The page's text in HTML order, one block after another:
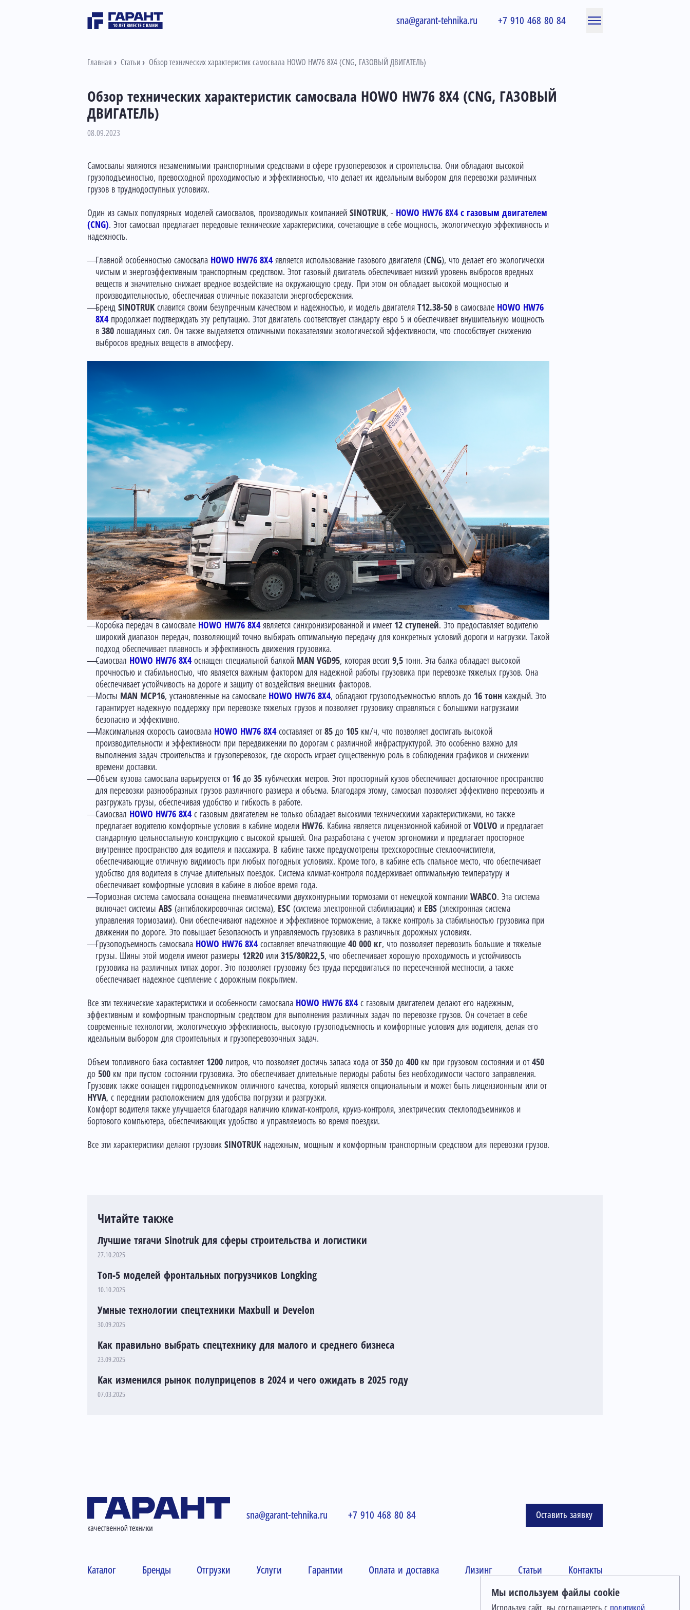
sna@garant-tehnika.ru +7 910 468 80 84
Главная Статьи Обзор технических характеристик самосвала HOWO HW76 8X4 (CNG, ГАЗОВЫЙ ДВИГАТЕЛЬ)
Обзор технических характеристик самосвала HOWO HW76 8X4 (CNG, ГАЗОВЫЙ
ДВИГАТЕЛЬ)
08.09.2023
Самосвалы являются незаменимыми транспортными средствами в сфере грузоперевозок и строительства. Они обладают высокой
грузоподъемностью, превосходной проходимостью и эффективностью, что делает их идеальным выбором для перевозки различных
грузов в труднодоступных условиях.
Один из самых популярных моделей самосвалов, производимых компанией SINOTRUK, - HOWO HW76 8X4 с газовым двигателем
(CNG). Этот самосвал предлагает передовые технические характеристики, сочетающие в себе мощность, экологическую эффективность и
надежность.
Главной особенностью самосвала HOWO HW76 8X4является использование газового двигателя (CNG), что делает его экологически
чистым и энергоэффективным транспортным средством. Этот газовый двигатель обеспечивает низкий уровень выбросов вредных
веществ и значительно снижает вредное воздействие на окружающую среду. При этом он обладает высокой мощностью и
производительностью, обеспечивая отличные показатели энергосбережения.
Бренд SINOTRUK славится своим безупречным качеством и надежностью, и модель двигателя Т12.38-50 в самосвале HOWO HW76
8X4продолжает подтверждать эту репутацию. Этот двигатель соответствует стандарту евро 5 и обеспечивает внушительную мощность
в 380 лошадиных сил. Он также выделяется отличными показателями экологической эффективности, что способствует снижению
выбросов вредных веществ в атмосферу.
Коробка передач в самосвале HOWO HW76 8X4является синхронизированной и имеет 12 ступеней. Это предоставляет водителю
широкий диапазон передач, позволяющий точно выбирать оптимальную передачу для конкретных условий дороги и нагрузки. Такой
подход обеспечивает плавность и эффективность движения грузовика.
Самосвал HOWO HW76 8X4оснащен специальной балкой MAN VGD95, которая весит 9,5 тонн. Эта балка обладает высокой
прочностью и стабильностью, что является важным фактором для надежной работы грузовика при перевозке тяжелых грузов. Она
обеспечивает устойчивость на дороге и защиту от воздействия внешних факторов.
Мосты MAN MCP16, установленные на самосвале HOWO HW76 8X4, обладают грузоподъемностью вплоть до 16 тонн каждый. Это
гарантирует надежную поддержку при перевозке тяжелых грузов и позволяет грузовику справляться с большими нагрузками
безопасно и эффективно.
Максимальная скорость самосвала HOWO HW76 8X4составляет от 85 до 105 км/ч, что позволяет достигать высокой
производительности и эффективности при передвижении по дорогам с различной инфраструктурой. Это особенно важно для
выполнения задач строительства и грузоперевозок, где скорость играет существенную роль в соблюдении графиков и снижении
времени доставки.
Объем кузова самосвала варьируется от 16 до 35 кубических метров. Этот просторный кузов обеспечивает достаточное пространство
для перевозки разнообразных грузов различного размера и объема. Благодаря этому, самосвал позволяет эффективно перевозить и
разгружать грузы, обеспечивая удобство и гибкость в работе.
Самосвал HOWO HW76 8X4с газовым двигателем не только обладает высокими техническими характеристиками, но также
предлагает водителю комфортные условия в кабине модели HW76. Кабина является лицензионной кабиной от VOLVO и предлагает
стандартную цельностальную конструкцию с высокой крышей. Она разработана с учетом эргономики и предлагает просторное
внутреннее пространство для водителя и пассажира. В кабине также предусмотрены трехскоростные стеклоочистители,
обеспечивающие отличную видимость при любых погодных условиях. Кроме того, в кабине есть спальное место, что обеспечивает
удобство для водителя в случае длительных поездок. Система климат-контроля поддерживает оптимальную температуру и
обеспечивает комфортные условия в кабине в любое время года.
Тормозная система самосвала оснащена пневматическими двухконтурными тормозами от немецкой компании WABCO. Эта система
включает системы ABS (антиблокировочная система), ESC (система электронной стабилизации) и EBS (электронная система
управления тормозами). Они обеспечивают надежное и эффективное торможение, а также контроль за стабильностью грузовика при
движении по дороге. Это повышает безопасность и управляемость грузовика в различных дорожных условиях.
Грузоподъемность самосвала HOWO HW76 8X4составляет впечатляющие 40 000 кг, что позволяет перевозить большие и тяжелые
грузы. Шины этой модели имеют размеры 12R20 или 315/80R22,5, что обеспечивает хорошую проходимость и устойчивость
грузовика на различных типах дорог. Это позволяет грузовику без труда передвигаться по пересеченной местности, а также
обеспечивает надежное сцепление с дорожным покрытием.
Все эти технические характеристики и особенности самосвала HOWO HW76 8X4с газовым двигателем делают его надежным,
эффективным и комфортным транспортным средством для выполнения различных задач по перевозке грузов. Он сочетает в себе
современные технологии, экологическую эффективность, высокую грузоподъемность и комфортные условия для водителя, делая его
идеальным выбором для строительных и грузоперевозочных задач.
Объем топливного бака составляет 1200 литров, что позволяет достичь запаса хода от 350 до 400 км при грузовом состоянии и от 450
до 500 км при пустом состоянии грузовика. Это обеспечивает длительные периоды работы без необходимости частого заправления.
Грузовик также оснащен гидроподъемником отличного качества, который является опциональным и может быть лицензионным или от
HYVA, с передним расположением для удобства погрузки и разгрузки.
Комфорт водителя также улучшается благодаря наличию климат-контроля, круиз-контроля, электрических стеклоподъемников и
бортового компьютера, обеспечивающих удобство и управляемость во время поездки.
Все эти характеристики делают грузовик SINOTRUK надежным, мощным и комфортным транспортным средством для перевозки грузов.
Читайте также
Лучшие тягачи Sinotruk для сферы строительства и логистики
27.10.2025
Топ-5 моделей фронтальных погрузчиков Longking
10.10.2025
Умные технологии спецтехники Maxbull и Develon
30.09.2025
Как правильно выбрать спецтехнику для малого и среднего бизнеса
23.09.2025
Как изменился рынок полуприцепов в 2024 и чего ожидать в 2025 году
07.03.2025
sna@garant-tehnika.ru +7 910 468 80 84 Оставить заявку
Каталог Бренды Отгрузки Услуги Гарантии Оплата и доставка Лизинг Статьи
Контакты
Мы используем файлы cookie
Используя сайт, вы соглашаетесь с политикой